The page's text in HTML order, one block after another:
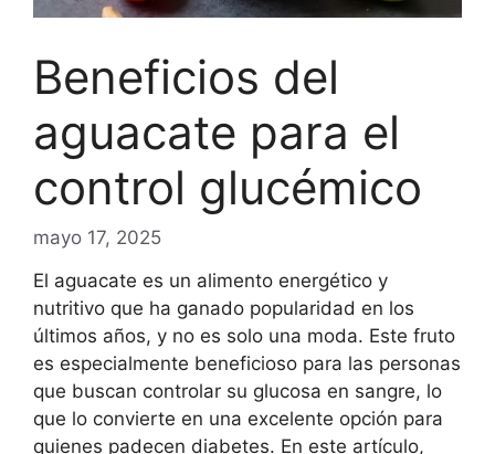
Beneficios del
aguacate para el
control glucémico
mayo 17, 2025
El aguacate es un alimento energético y
nutritivo que ha ganado popularidad en los
últimos años, y no es solo una moda. Este fruto
es especialmente beneficioso para las personas
que buscan controlar su glucosa en sangre, lo
que lo convierte en una excelente opción para
quienes padecen diabetes. En este artículo,